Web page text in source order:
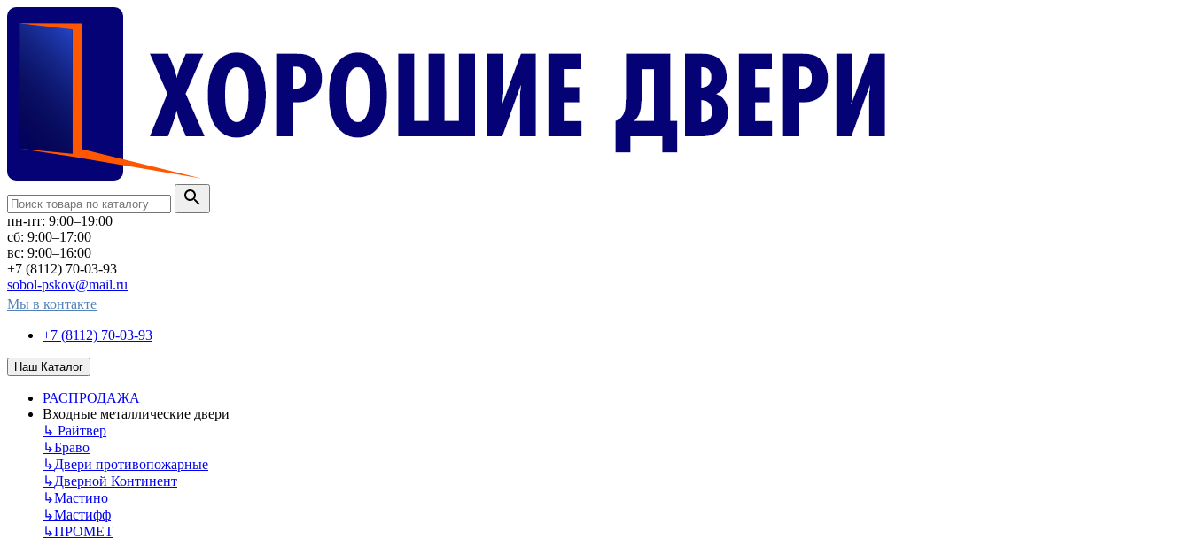
пн-пт: 9:00–19:00
сб: 9:00–17:00
вс: 9:00–16:00
+7 (8112) 70-03-93
sobol-pskov@mail.ru
Мы в контакте
+7 (8112) 70-03-93
Наш Каталог
РАСПРОДАЖА
Входные металлические двери
↳ Райтвер
↳Браво
↳Двери противопожарные
↳Дверной Континент
↳Мастино
↳Мастифф
↳ПРОМЕТ